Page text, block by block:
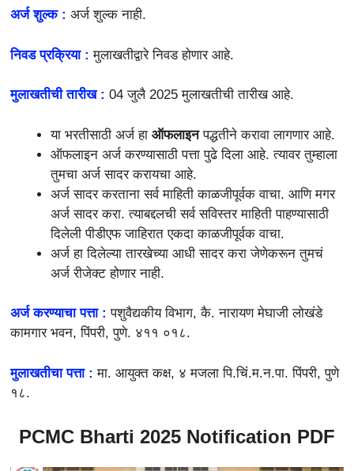
अर्ज शुल्क : अर्ज शुल्क नाही.
निवड प्रक्रिया :मुलाखतीद्वारे निवड होणार आहे.
मुलाखतीची तारीख : 04 जुलै 2025 मुलाखतीची तारीख आहे.
या भरतीसाठी अर्ज हा ऑफलाइनपद्धतीने करावा लागणार आहे.
ऑफलाइन अर्ज करण्यासाठी पत्ता पुढे दिला आहे. त्यावर तुम्हाला
तुमचा अर्ज सादर करायचा आहे.
अर्ज सादर करताना सर्व माहिती काळजीपूर्वक वाचा. आणि मगर
अर्ज सादर करा. त्याबद्दलची सर्व सविस्तर माहिती पाहण्यासाठी
दिलेली पीडीएफ जाहिरात एकदा काळजीपूर्वक वाचा.
अर्ज हा दिलेल्या तारखेच्या आधी सादर करा जेणेकरून तुमचं
अर्ज रीजेक्ट होणार नाही.
अर्ज करण्याचा पत्ता :पशुवैद्यकीय विभाग, कै. नारायण मेघाजी लोखंडे
कामगार भवन, पिंपरी, पुणे. ४११ ०१८.
मुलाखतीचा पत्ता :मा. आयुक्त कक्ष, ४ मजला पि.चिं.म.न.पा. पिंपरी, पुणे
१८.
PCMC Bharti 2025 Notification PDF